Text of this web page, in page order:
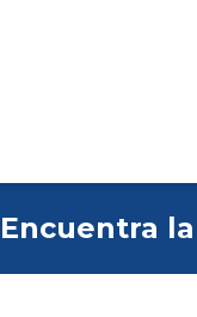
Encuentra la